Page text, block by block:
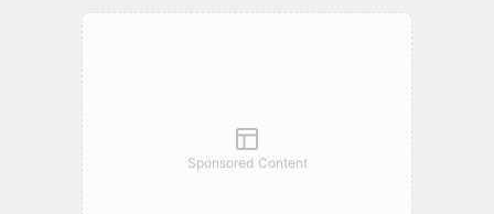
Sponsored Content